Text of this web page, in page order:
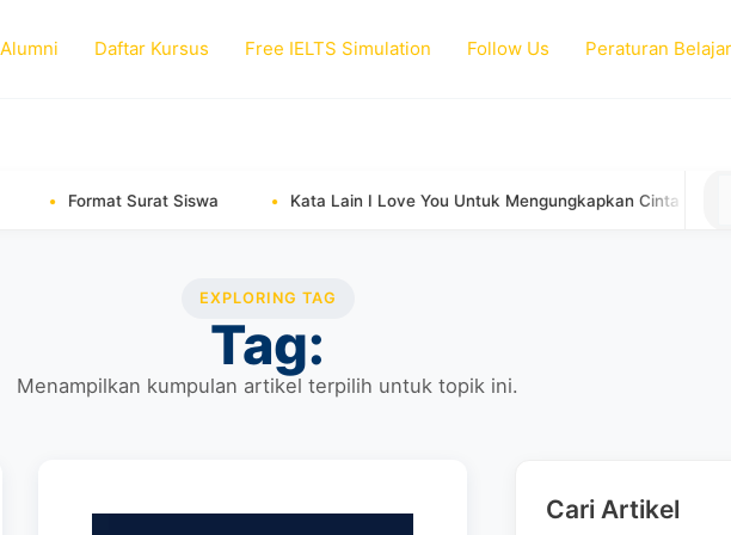
Daftar Kursus Free IELTS Simulation Follow Us Peraturan Belajar
Format Surat Siswa Kata Lain I Love You Untuk Mengungkapkan Cinta
EXPLORING TAG
Tag:
Menampilkan kumpulan artikel terpilih untuk topik ini.
Cari Artikel